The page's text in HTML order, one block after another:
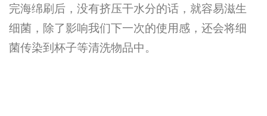
完海绵刷后，没有挤压干水分的话，就容易滋生
细菌，除了影响我们下一次的使用感，还会将细
菌传染到杯子等清洗物品中。